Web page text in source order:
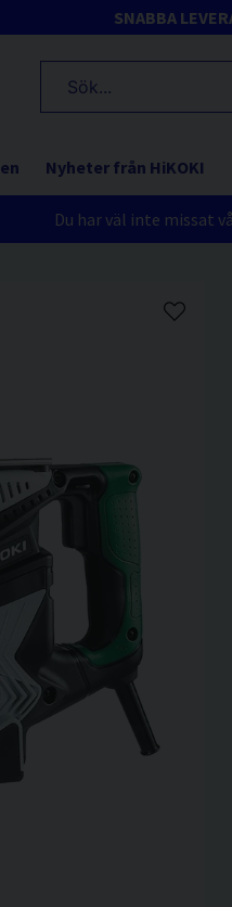
SNABBA
Nyheter från HiKOKI
Du har väl inte missat